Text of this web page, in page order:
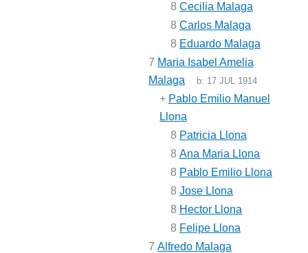
8 Cecilia Malaga
8 Carlos Malaga
8 Eduardo Malaga
7 Maria Isabel Amelia
Malaga
b: 17 JUL 1914
+ Pablo Emilio Manuel
Llona
8 Patricia Llona
8 Ana Maria Llona
8 Pablo Emilio Llona
8 Jose Llona
8 Hector Llona
8 Felipe Llona
7 Alfredo Malaga